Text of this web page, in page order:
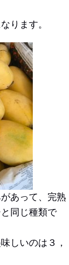
ります。
あって、完熟
同じ種類で
しいのは３，